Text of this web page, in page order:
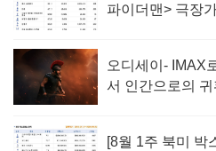
파이더맨> 극장
오디세이- IMAX
서 인간으로의 귀
[8월 1주 북미 박